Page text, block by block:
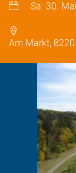
Sa. 30.
Am Markt,